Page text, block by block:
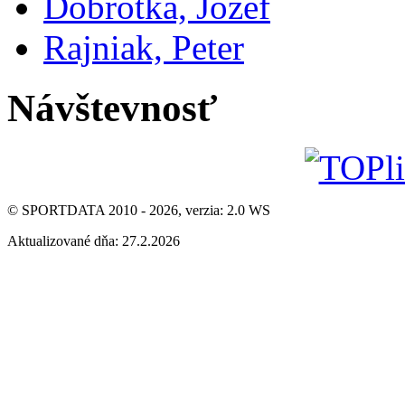
Rajniak, Peter
Návštevnosť
© SPORTDATA 2010 - 2026, verzia: 2.0 WS
Aktualizované dňa: 27.2.2026